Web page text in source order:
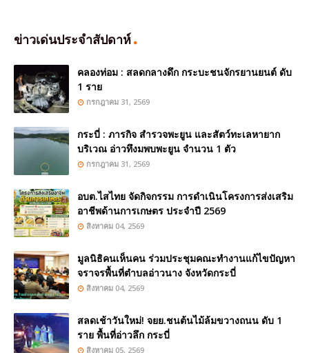
ข่าวเด่นประจำสัปดาห์
คลองท่อม : สลดกลางดึก กระบะชนจักรยานยนต์ ดับ
1 ราย
กรกฎาคม 31, 2569
กระบี่ : ภารกิจ สำรวจพะยูน และสัตว์ทะเลหายาก
บริเวณ อ่าวทึงมพบพะยูน จำนวน 1 ตัว
กรกฎาคม 31, 2569
อบต.ไสไทย จัดกิจกรรม การดำเนินโครงการส่งเสริม
อาชีพด้านการเกษตร ประจำปี 2569
สิงหาคม 04, 2569
มูลนิธิคนเห็นคน ร่วมประชุมคณะทำงานแก้ไขปัญหา
จราจรพื้นที่ตำบลอ่าวนาง จังหวัดกระบี่
สิงหาคม 04, 2569
สลดเช้าวันใหม่! จยย.ชนต้นไม้ล้มขวางถนน ดับ 1
ราย พื้นที่อ่าวลึก กระบี่
สิงหาคม 05, 2569